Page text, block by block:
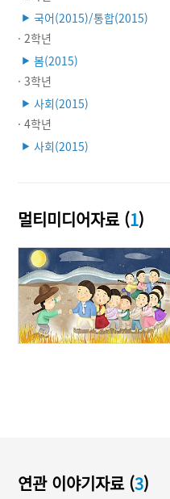
▶ 국어(2015)/통합(2015)
· 2학년
▶ 봄(2015)
· 3학년
▶ 사회(2015)
· 4학년
▶ 사회(2015)
멀티미디어자료 (1)
연관 이야기자료 (3)